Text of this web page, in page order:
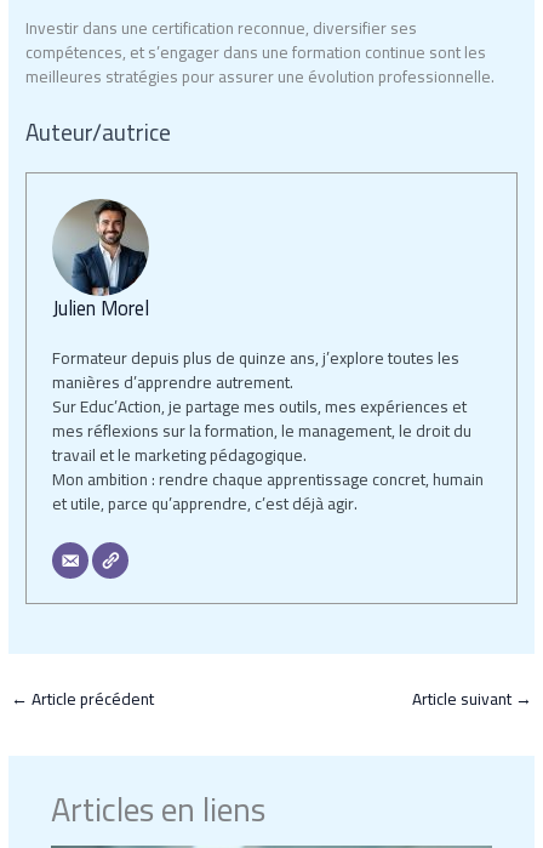
Investir dans une certification reconnue, diversifier ses
compétences, et s’engager dans une formation continue sont les
meilleures stratégies pour assurer une évolution professionnelle.
Auteur/autrice
Julien Morel
Formateur depuis plus de quinze ans, j’explore toutes les
manières d’apprendre autrement.
Sur Educ’Action, je partage mes outils, mes expériences et
mes réflexions sur la formation, le management, le droit du
travail et le marketing pédagogique.
Mon ambition : rendre chaque apprentissage concret, humain
et utile, parce qu’apprendre, c’est déjà agir.
←Article précédent Article suivant→
Articles en liens